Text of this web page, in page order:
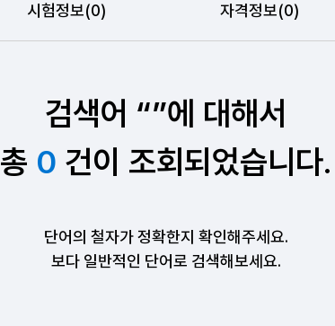
시험정보(0) 자격정보(0)
검색어 “”에 대해서
총 0 건이 조회되었습니다.
단어의 철자가 정확한지 확인해주세요.
보다 일반적인 단어로 검색해보세요.